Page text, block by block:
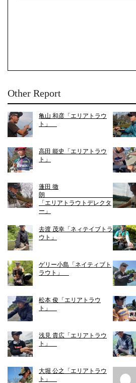
Other Report
亀山 和彦「エリアトラウ
ト」
高田 能史「エリアトラウ
ト」
蓬田 徹
朗
「エリアトラウトデレクタ
ー」
去渡 茂幸「ネィテイブトラ
ウト」
ゲリー小島「ネイティブト
ラウト」
松本 俊「エリアトラウ
ト」
浅見 貴広「エリアトラウ
ト」
大堀 公之「エリアトラウ
ト」